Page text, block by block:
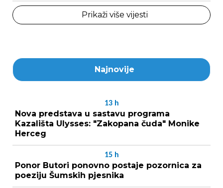
Prikaži više vijesti
Najnovije
13 h
Nova predstava u sastavu programa
Kazališta Ulysses: "Zakopana čuda" Monike
Herceg
15 h
Ponor Butori ponovno postaje pozornica za
poeziju Šumskih pjesnika